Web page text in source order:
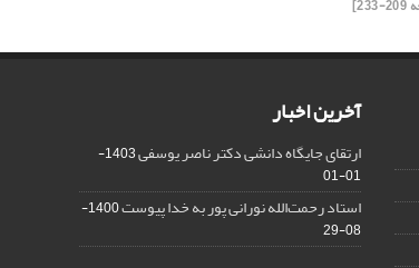
آخرین اخبار
ارتقای جایگاه دانشی دکتر ناصر یوسفی
1403-
01-01
استاد رحمت‌الله نورانی پور به خدا پیوست
1400-
08-29